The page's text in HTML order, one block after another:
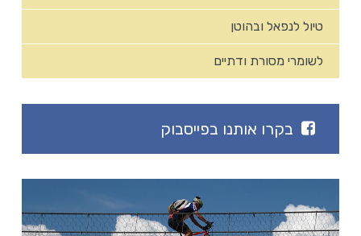
טיול לנפאל ובהוטן
לשומרי מסורת ודתיים
בקרו אותנו בפייסבוק